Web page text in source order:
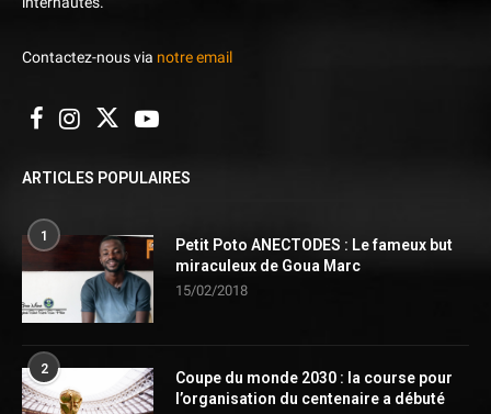
Contactez-nous via notre email
ARTICLES POPULAIRES
1
Petit Poto ANECTODES : Le fameux but
miraculeux de Goua Marc
15/02/2018
2
Coupe du monde 2030 : la course pour
l’organisation du centenaire a débuté